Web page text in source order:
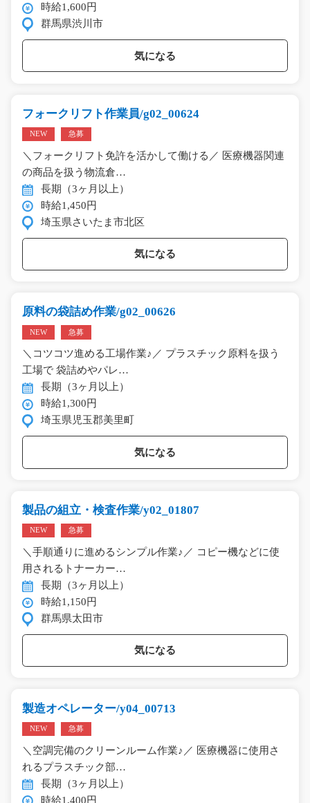
時給1,600円
群馬県渋川市
気になる
フォークリフト作業員/g02_00624
NEW 急募
＼フォークリフト免許を活かして働ける／ 医療機器関連
の商品を扱う物流倉…
長期（3ヶ月以上）
時給1,450円
埼玉県さいたま市北区
気になる
原料の袋詰め作業/g02_00626
NEW 急募
＼コツコツ進める工場作業♪／ プラスチック原料を扱う
工場で 袋詰めやパレ…
長期（3ヶ月以上）
時給1,300円
埼玉県児玉郡美里町
気になる
製品の組立・検査作業/y02_01807
NEW 急募
＼手順通りに進めるシンプル作業♪／ コピー機などに使
用されるトナーカー…
長期（3ヶ月以上）
時給1,150円
群馬県太田市
気になる
製造オペレーター/y04_00713
NEW 急募
＼空調完備のクリーンルーム作業♪／ 医療機器に使用さ
れるプラスチック部…
長期（3ヶ月以上）
時給1,400円